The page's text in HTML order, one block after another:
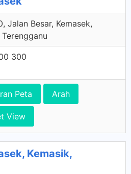
Jalan Besar, Kemasek,
300
Peta Arah
View
Kemasik,